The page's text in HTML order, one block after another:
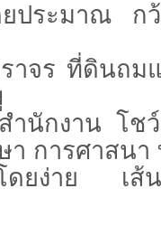
ยประมาณ
าจร ที่ดินถม
ำนักงาน โช
การศาสนา
โดยง่าย เส้